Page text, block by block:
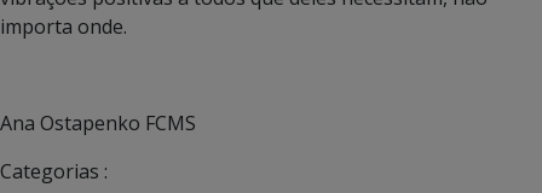
importa onde.
Ana Ostapenko FCMS
Categorias :